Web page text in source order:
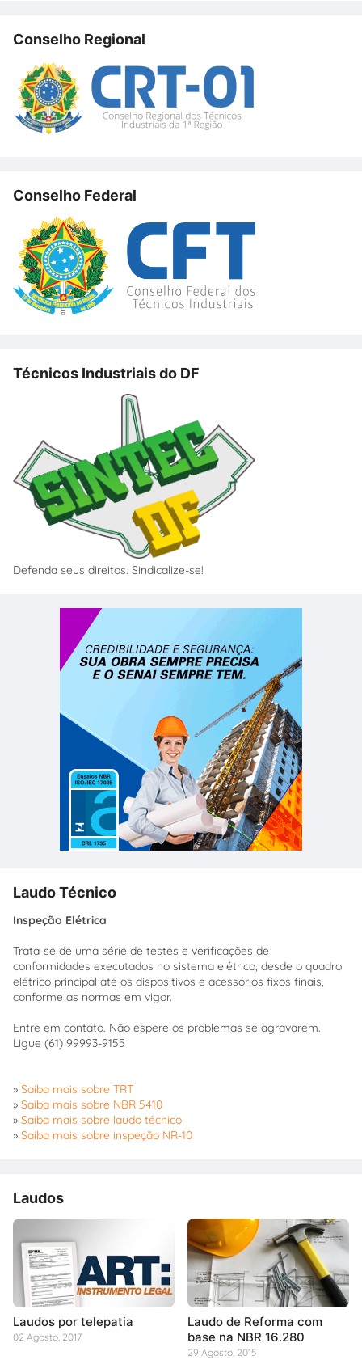
Conselho Regional
Conselho Federal
Técnicos Industriais do DF
Defenda seus direitos. Sindicalize-se!
Laudo Técnico
Inspeção Elétrica
Trata-se de uma série de testes e verificações de
conformidades executados no sistema elétrico, desde o quadro
elétrico principal até os dispositivos e acessórios fixos finais,
conforme as normas em vigor.
Entre em contato. Não espere os problemas se agravarem.
Ligue (61) 99993-9155
» Saiba mais sobre TRT
» Saiba mais sobre NBR 5410
» Saiba mais sobre laudo técnico
» Saiba mais sobre inspeção NR-10
Laudos
Laudos por telepatia
02 Agosto, 2017
Laudo de Reforma com
base na NBR 16.280
29 Agosto, 2015